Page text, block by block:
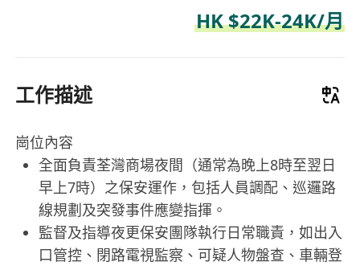
HK $22K-24K/月
工作描述
崗位內容
全面負責荃灣商場夜間（通常為晚上8時至翌日
早上7時）之保安運作，包括人員調配、巡邏路
線規劃及突發事件應變指揮。
監督及指導夜更保安團隊執行日常職責，如出入
口管控、閉路電視監察、可疑人物盤查、車輛登